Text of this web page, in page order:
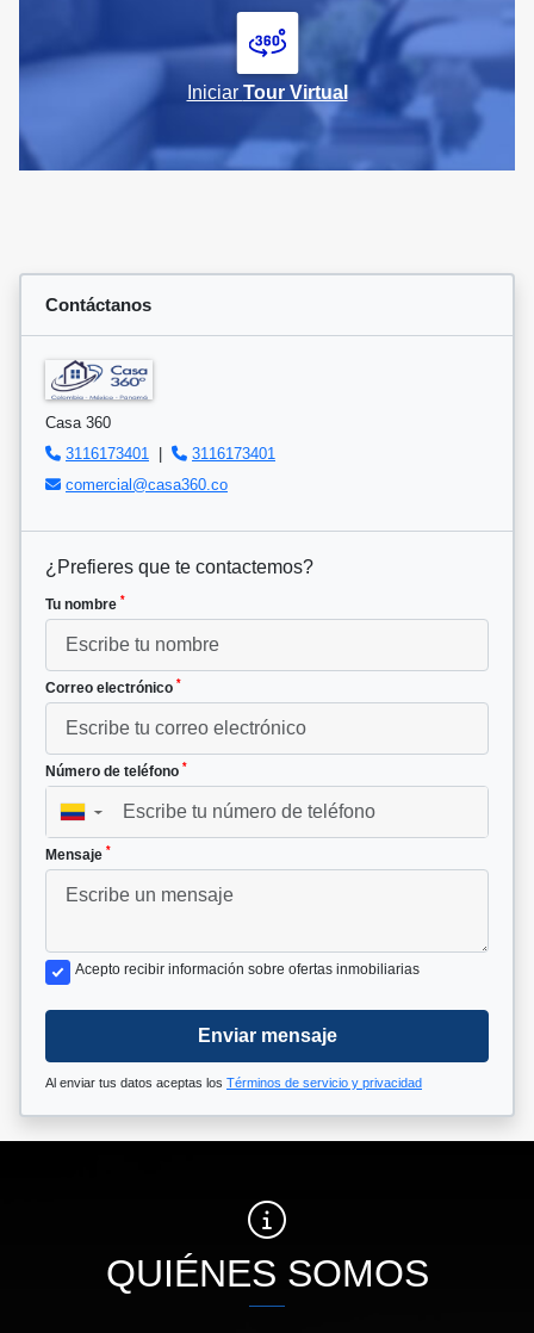
Iniciar Tour Virtual
Contáctanos
Casa 360
3116173401
|
3116173401
comercial@casa360.co
¿Prefieres que te contactemos?
Tu nombre *
Correo electrónico *
Número de teléfono *
▼
Mensaje *
Acepto recibir información sobre ofertas inmobiliarias
Enviar mensaje
Al enviar tus datos aceptas los Términos de servicio y privacidad
QUIÉNES SOMOS